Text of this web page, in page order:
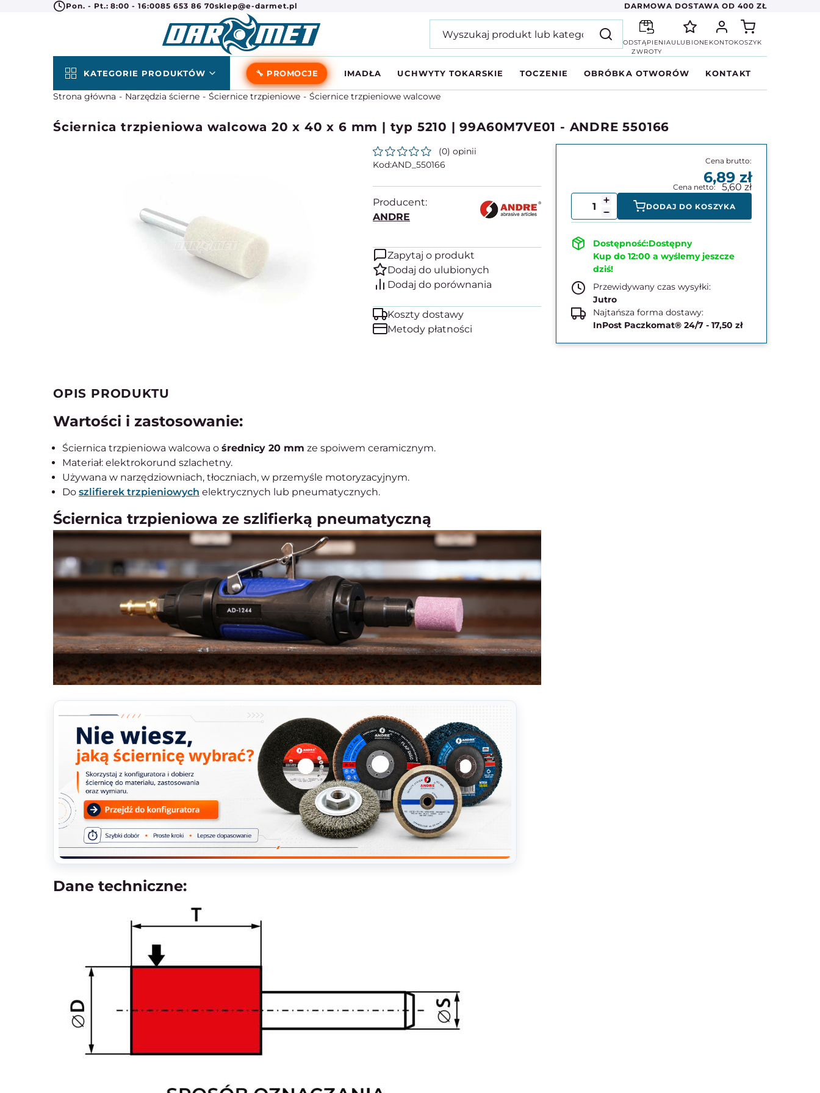
Pon. - Pt.: 8:00 - 16:0085 653 86 70sklep@e-darmet.pl DARMOWA DOSTAWA OD 400 ZŁ
ODSTĄPIENIA
ZWROTY
ULUBIONE KONTOKOSZYK
KATEGORIE PRODUKTÓW 🔧 PROMOCJE IMADŁA UCHWYTY TOKARSKIE TOCZENIE OBRÓBKA OTWORÓW KONTAKT
Strona główna Narzędzia ścierne Ściernice trzpieniowe Ściernice trzpieniowe walcowe
Ściernica trzpieniowa walcowa 20 x 40 x 6 mm | typ 5210 | 99A60M7VE01 - ANDRE 550166
(0) opinii
AND_550166
Producent:
ANDRE
Zapytaj o produkt
Koszty dostawy
Metody płatności
6,89
5,60
DODAJ DO KOSZYKA
Dostępny
Kup do 12:00 a wyślemy jeszcze
dziś!
Przewidywany czas wysyłki:
Jutro
Najtańsza forma dostawy:
InPost Paczkomat® 24/7 - 17,50 zł
OPIS PRODUKTU
Wartości i zastosowanie:
Ściernica trzpieniowa walcowa o średnicy 20 mm ze spoiwem ceramicznym.
Materiał: elektrokorund szlachetny.
Używana w narzędziowniach, tłoczniach, w przemyśle motoryzacyjnym.
Do szlifierek trzpieniowych elektrycznych lub pneumatycznych.
Ściernica trzpieniowa ze szlifierką pneumatyczną
Dane techniczne: